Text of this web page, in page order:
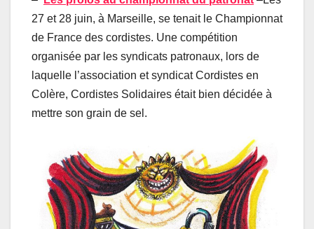
27 et 28 juin, à Marseille, se tenait le Championnat
de France des cordistes. Une compétition
organisée par les syndicats patronaux, lors de
laquelle l’association et syndicat Cordistes en
Colère, Cordistes Solidaires était bien décidée à
mettre son grain de sel.